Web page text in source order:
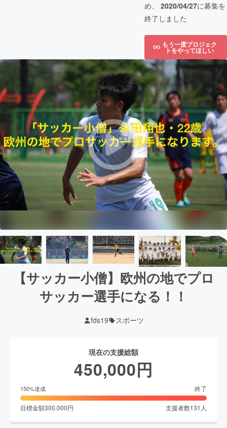
め、 2020/04/27に募集を
終了しました
もう一度プロジェク
トをやってほしい
【サッカー小僧】欧州の地でプロ
サッカー選手になる！！
fds19 スポーツ
現在の支援総額
450,000円
150%達成 終了
目標金額300,000円 支援者数131 人